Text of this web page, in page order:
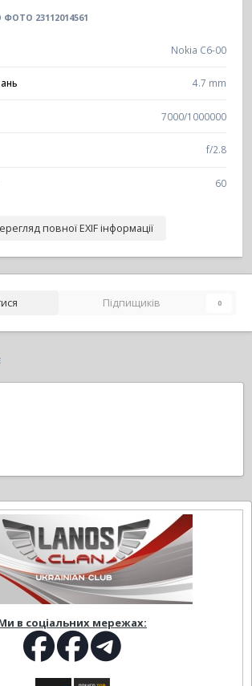
23112014561
Nokia C6-00
4.7 mm
7000/1000000
f/2.8
60
повної EXIF інформації
Підпищиків 0
в соціальних мережах: